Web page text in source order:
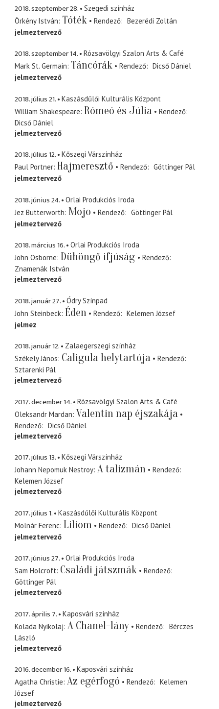
2018. szeptember 28.
Szegedi színház
Örkény István Tóték Rendező
Bezerédi Zoltán
jelmeztervező
2018. szeptember 14.
Rózsavölgyi Szalon Arts & Café
Mark St. Germain Táncórák Rendező
Dicső Dániel
jelmeztervező
2018. július 21.
Kaszásdűlői Kulturális Központ
William Shakespeare Rómeó és Júlia
Rendező
Dicső Dániel
jelmeztervező
2018. július 12.
Kőszegi Várszínház
Paul Portner Hajmeresztő Rendező
Göttinger Pál
jelmeztervező
2018. június 24.
Orlai Produkciós Iroda
Jez Butterworth Mojo Rendező
Göttinger Pál
jelmeztervező
2018. március 16.
Orlai Produkciós Iroda
John Osborne Dühöngő ifjúság
Rendező
Znamenák István
jelmeztervező
2018. január 27.
Ódry Színpad
John Steinbeck Éden Rendező
Kelemen József
jelmez
2018. január 12.
Zalaegerszegi színház
Székely János Caligula helytartója
Rendező
Sztarenki Pál
jelmeztervező
2017. december 14.
Rózsavölgyi Szalon Arts & Café
Oleksandr Mardan Valentin nap éjszakája
Rendező
Dicső Dániel
jelmeztervező
2017. július 13.
Kőszegi Várszínház
Johann Nepomuk Nestroy A talizmán
Rendező
Kelemen József
jelmeztervező
2017. július 1.
Kaszásdűlői Kulturális Központ
Molnár Ferenc Liliom Rendező
Dicső Dániel
jelmeztervező
2017. június 27.
Orlai Produkciós Iroda
Sam Holcroft Családi játszmák
Rendező
Göttinger Pál
jelmeztervező
2017. április 7.
Kaposvári színház
Kolada Nyikolaj A Chanel-lány Rendező
Bérczes
László
jelmeztervező
2016. december 16.
Kaposvári színház
Agatha Christie Az egérfogó Rendező
Kelemen
József
jelmeztervező